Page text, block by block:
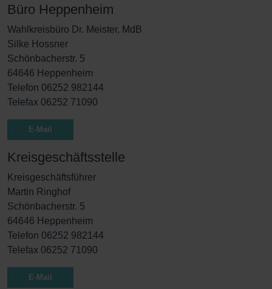
Büro Heppenheim
Wahlkreisbüro Dr. Meister, MdB
Silke Hossner
Schönbacherstr. 5
64646 Heppenheim
Telefon 06252 982144
Telefax 06252 71090
E-Mail
Kreisgeschäftsstelle
Kreisgeschäftsführer
Martin Ringhof
Schönbacherstr. 5
64646 Heppenheim
Telefon 06252 982144
Telefax 06252 71090
E-Mail